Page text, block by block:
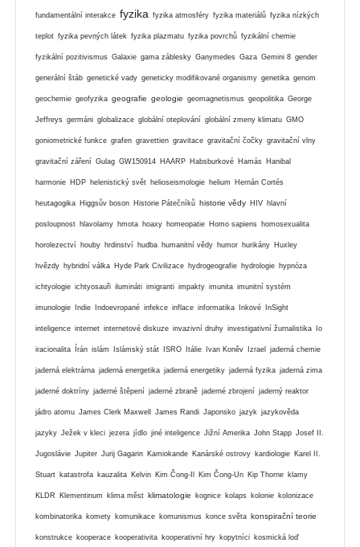
fundamentální interakce fyzika fyzika atmosféry fyzika materiálů fyzika nízkých
teplot fyzika pevných látek fyzika plazmatu fyzika povrchů fyzikální chemie
fyzikální pozitivismus Galaxie gama záblesky Ganymedes Gaza Gemini 8 gender
generální štáb genetické vady geneticky modifikované organismy genetika genom
geochemie geofyzika geografie geologie geomagnetismus geopolitika George
Jeffreys germáni globalizace globální oteplování globální zmeny klimatu GMO
goniometrické funkce grafen gravettien gravitace gravitační čočky gravitační vlny
gravitační záření Gulag GW150914 HAARP Habsburkové Hamás Hanibal
harmonie HDP helenistický svět helioseismologie helium Hernán Cortés
heutagogika Higgsův boson Historie Pátečníků historie vědy HIV hlavní
posloupnost hlavolamy hmota hoaxy homeopatie Homo sapiens homosexualita
horolezectví houby hrdinství hudba humanitní vědy humor hurikány Huxley
hvězdy hybridní válka Hyde Park Civilizace hydrogeografie hydrologie hypnóza
ichtyologie ichtyosauři ilumináti imigranti impakty imunita imunitní systém
imunologie Indie Indoevropané infekce inflace informatika Inkové InSight
inteligence internet internetové diskuze invazivní druhy investigativní žurnalistika Io
iracionalita Írán islám Islámský stát ISRO Itálie Ivan Koněv Izrael jaderná chemie
jaderná elektrárna jaderná energetika jaderná energetiky jaderná fyzika jaderná zima
jaderné doktríny jaderné štěpení jaderné zbraně jaderné zbrojení jaderný reaktor
jádro atomu James Clerk Maxwell James Randi Japonsko jazyk jazykověda
jazyky Ježek v kleci jezera jídlo jiné inteligence Jižní Amerika John Stapp Josef II.
Jugoslávie Jupiter Jurij Gagarin Kamiokande Kanárské ostrovy kardiologie Karel II.
Stuart katastrofa kauzalita Kelvin Kim Čong-Il Kim Čong-Un Kip Thorne klamy
KLDR Klementinum klima měst klimatologie kognice kolaps kolonie kolonizace
kombinatorika komety komunikace komunismus konce světa konspirační teorie
konstrukce kooperace kooperativita kooperativní hry kopytníci kosmická loď